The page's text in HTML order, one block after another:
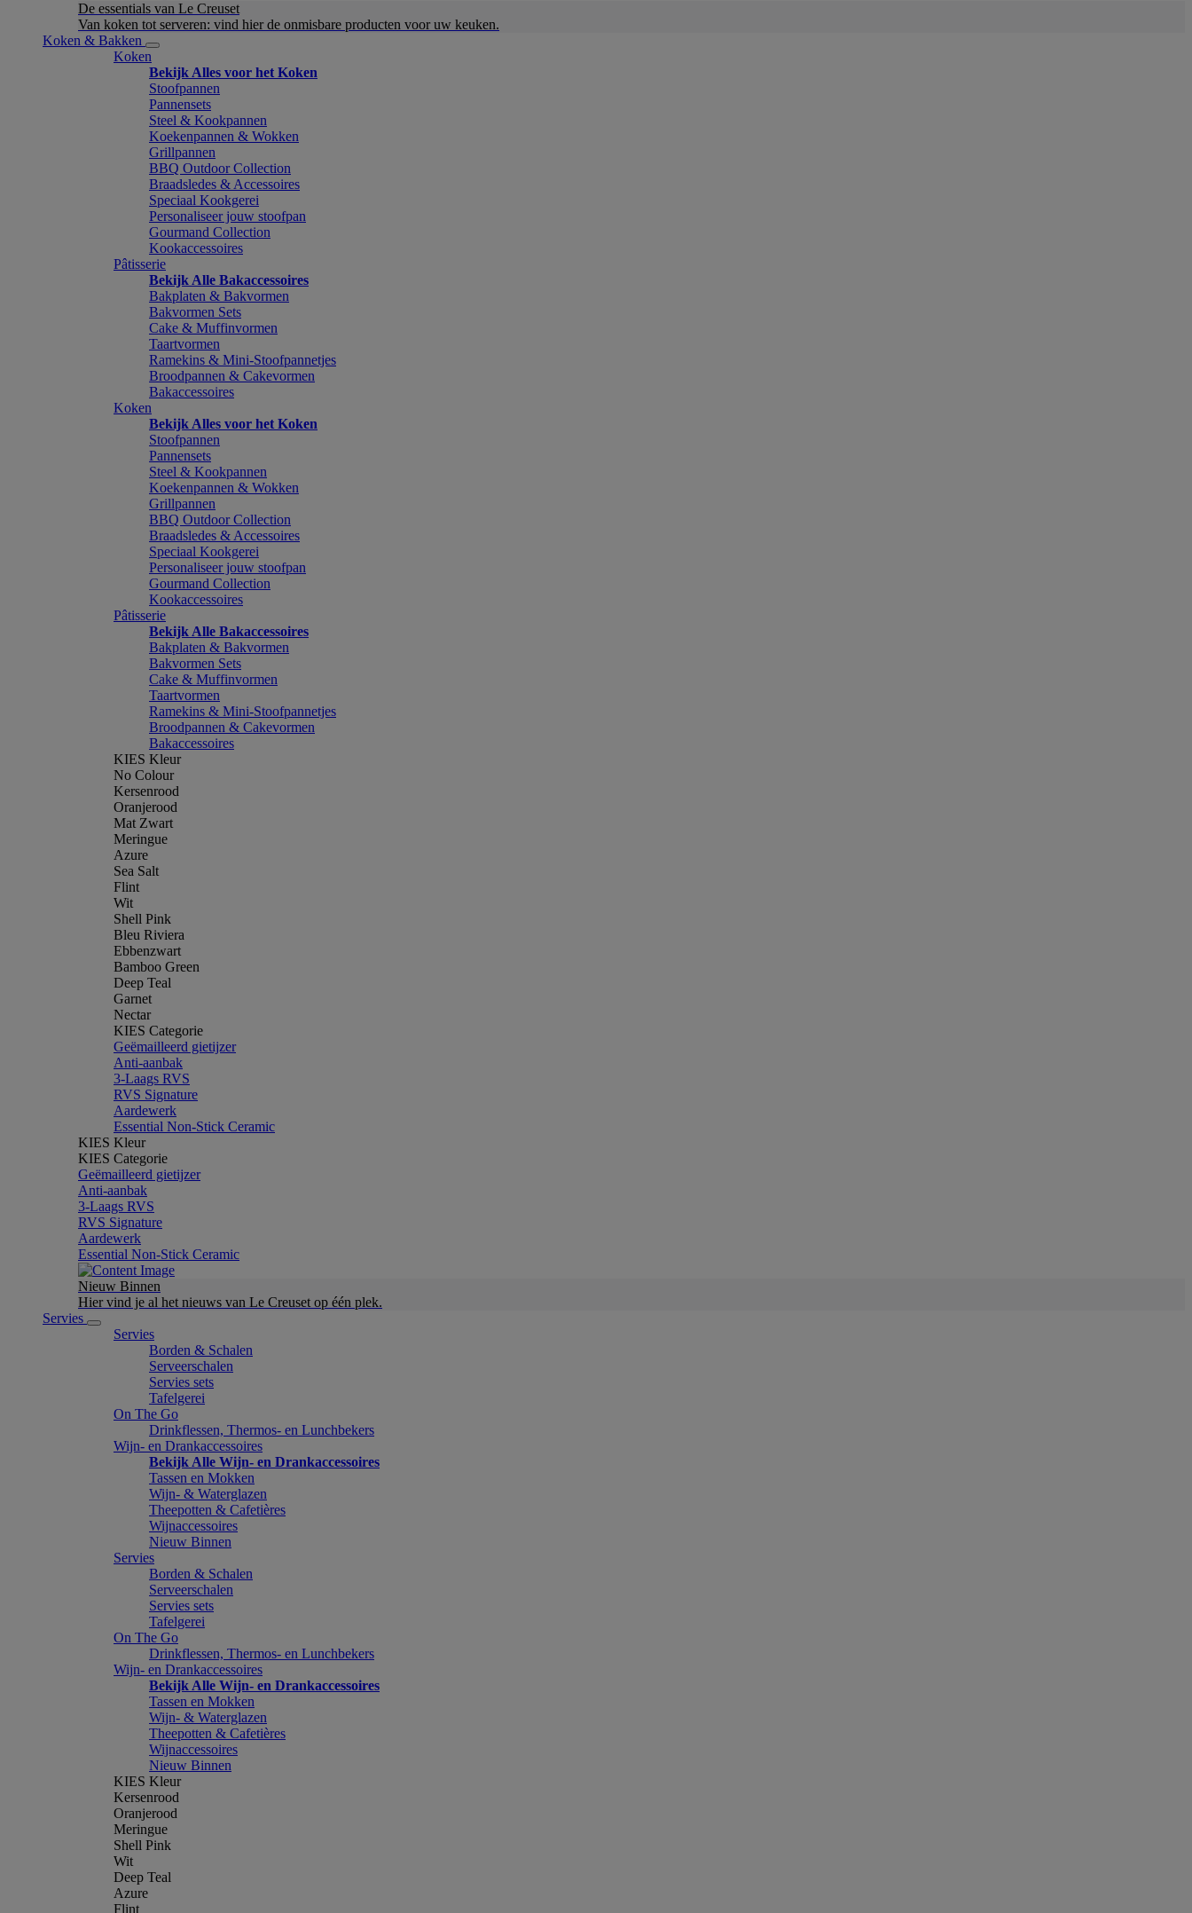
De essentials van Le Creuset
Van koken tot serveren: vind hier de onmisbare producten voor uw keuken.
Koken & Bakken
Koken
Bekijk Alles voor het Koken
Stoofpannen
Pannensets
Steel & Kookpannen
Koekenpannen & Wokken
Grillpannen
BBQ Outdoor Collection
Braadsledes & Accessoires
Speciaal Kookgerei
Personaliseer jouw stoofpan
Gourmand Collection
Kookaccessoires
Pâtisserie
Bekijk Alle Bakaccessoires
Bakplaten & Bakvormen
Bakvormen Sets
Cake & Muffinvormen
Taartvormen
Ramekins & Mini-Stoofpannetjes
Broodpannen & Cakevormen
Bakaccessoires
Koken
Bekijk Alles voor het Koken
Stoofpannen
Pannensets
Steel & Kookpannen
Koekenpannen & Wokken
Grillpannen
BBQ Outdoor Collection
Braadsledes & Accessoires
Speciaal Kookgerei
Personaliseer jouw stoofpan
Gourmand Collection
Kookaccessoires
Pâtisserie
Bekijk Alle Bakaccessoires
Bakplaten & Bakvormen
Bakvormen Sets
Cake & Muffinvormen
Taartvormen
Ramekins & Mini-Stoofpannetjes
Broodpannen & Cakevormen
Bakaccessoires
KIES Kleur
No Colour
Kersenrood
Oranjerood
Mat Zwart
Meringue
Azure
Sea Salt
Flint
Wit
Shell Pink
Bleu Riviera
Ebbenzwart
Bamboo Green
Deep Teal
Garnet
Nectar
KIES Categorie
Geëmailleerd gietijzer
Anti-aanbak
3-Laags RVS
RVS Signature
Aardewerk
Essential Non-Stick Ceramic
KIES Kleur
KIES Categorie
Geëmailleerd gietijzer
Anti-aanbak
3-Laags RVS
RVS Signature
Aardewerk
Essential Non-Stick Ceramic
Nieuw Binnen
Hier vind je al het nieuws van Le Creuset op één plek.
Servies
Servies
Borden & Schalen
Serveerschalen
Servies sets
Tafelgerei
On The Go
Drinkflessen, Thermos- en Lunchbekers
Wijn- en Drankaccessoires
Bekijk Alle Wijn- en Drankaccessoires
Tassen en Mokken
Wijn- & Waterglazen
Theepotten & Cafetières
Wijnaccessoires
Nieuw Binnen
Servies
Borden & Schalen
Serveerschalen
Servies sets
Tafelgerei
On The Go
Drinkflessen, Thermos- en Lunchbekers
Wijn- en Drankaccessoires
Bekijk Alle Wijn- en Drankaccessoires
Tassen en Mokken
Wijn- & Waterglazen
Theepotten & Cafetières
Wijnaccessoires
Nieuw Binnen
KIES Kleur
Kersenrood
Oranjerood
Meringue
Shell Pink
Wit
Deep Teal
Azure
Flint